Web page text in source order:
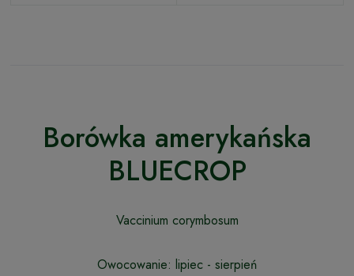
Borówka amerykańska
BLUECROP
Vaccinium corymbosum
Owocowanie: lipiec - sierpień